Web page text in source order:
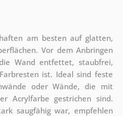
am besten auf glatten,
Vor dem Anbringen
Wand entfettet, staubfrei,
ist. Ideal sind feste
oder Wände, die mit
Acrylfarbe gestrichen sind.
saugfähig war, empfehlen